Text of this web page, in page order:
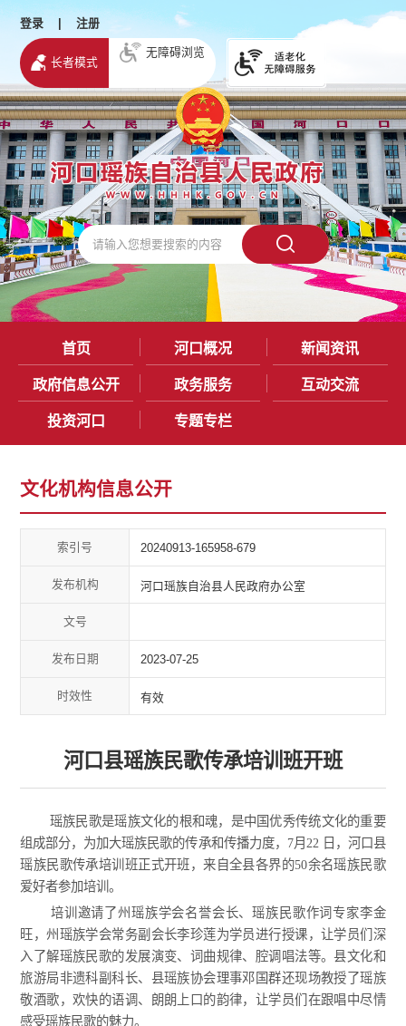
登录 | 注册
长者模式
无障碍浏览
首页 河口概况 新闻资讯
政府信息公开 政务服务 互动交流
投资河口 专题专栏
文化机构信息公开
索引号 20240913-165958-679
发布机构 河口瑶族自治县人民政府办公室
文号
发布日期 2023-07-25
时效性 有效
河口县瑶族民歌传承培训班开班
瑶族民歌是瑶族文化的根和魂，是中国优秀传统文化的重要
组成部分，为加大瑶族民歌的传承和传播力度，7月22 日，河口县
瑶族民歌传承培训班正式开班，来自全县各界的50余名瑶族民歌
爱好者参加培训。
培训邀请了州瑶族学会名誉会长、瑶族民歌作词专家李金
旺，州瑶族学会常务副会长李珍莲为学员进行授课，让学员们深
入了解瑶族民歌的发展演变、词曲规律、腔调唱法等。县文化和
旅游局非遗科副科长、县瑶族协会理事邓国群还现场教授了瑶族
敬酒歌，欢快的语调、朗朗上口的韵律，让学员们在跟唱中尽情
感受瑶族民歌的魅力。